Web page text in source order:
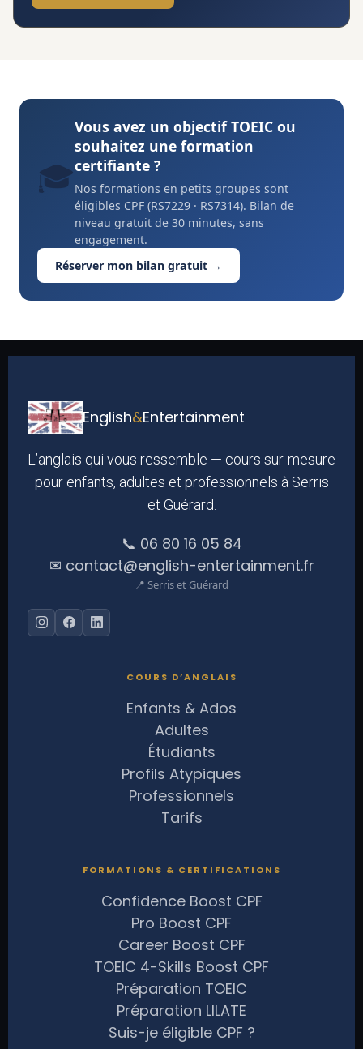
🎓
Vous avez un objectif TOEIC ou
souhaitez une formation
certifiante ?
Nos formations en petits groupes sont
éligibles CPF (RS7229 · RS7314). Bilan de
niveau gratuit de 30 minutes, sans
engagement.
Réserver mon bilan gratuit →
English&Entertainment
L’anglais qui vous ressemble — cours sur-mesure
pour enfants, adultes et professionnels à Serris
et Guérard.
📞 06 80 16 05 84
✉ contact@english-entertainment.fr
📍 Serris et Guérard
COURS D’ANGLAIS
Enfants & Ados
Adultes
Étudiants
Profils Atypiques
Professionnels
Tarifs
FORMATIONS & CERTIFICATIONS
Confidence Boost CPF
Pro Boost CPF
Career Boost CPF
TOEIC 4-Skills Boost CPF
Préparation TOEIC
Préparation LILATE
Suis-je éligible CPF ?